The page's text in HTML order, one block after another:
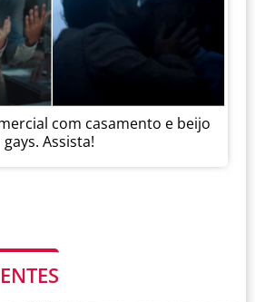
com casamento e beijo
gays. Assista!